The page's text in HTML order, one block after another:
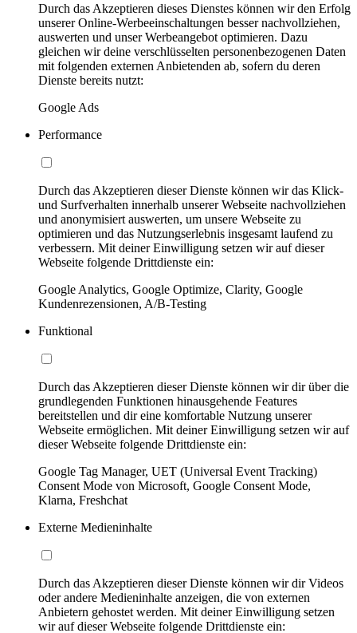
Durch das Akzeptieren dieses Dienstes können wir den Erfolg
unserer Online-Werbeeinschaltungen besser nachvollziehen,
auswerten und unser Werbeangebot optimieren. Dazu
gleichen wir deine verschlüsselten personenbezogenen Daten
mit folgenden externen Anbietenden ab, sofern du deren
Dienste bereits nutzt:
Google Ads
Performance
Durch das Akzeptieren dieser Dienste können wir das Klick-
und Surfverhalten innerhalb unserer Webseite nachvollziehen
und anonymisiert auswerten, um unsere Webseite zu
optimieren und das Nutzungserlebnis insgesamt laufend zu
verbessern. Mit deiner Einwilligung setzen wir auf dieser
Webseite folgende Drittdienste ein:
Google Analytics, Google Optimize, Clarity, Google
Kundenrezensionen, A/B-Testing
Funktional
Durch das Akzeptieren dieser Dienste können wir dir über die
grundlegenden Funktionen hinausgehende Features
bereitstellen und dir eine komfortable Nutzung unserer
Webseite ermöglichen. Mit deiner Einwilligung setzen wir auf
dieser Webseite folgende Drittdienste ein:
Google Tag Manager, UET (Universal Event Tracking)
Consent Mode von Microsoft, Google Consent Mode,
Klarna, Freshchat
Externe Medieninhalte
Durch das Akzeptieren dieser Dienste können wir dir Videos
oder andere Medieninhalte anzeigen, die von externen
Anbietern gehostet werden. Mit deiner Einwilligung setzen
wir auf dieser Webseite folgende Drittdienste ein: